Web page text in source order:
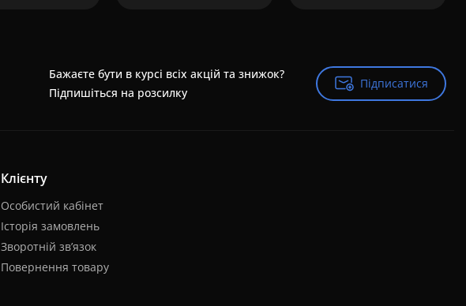
Бажаєте бути в курсі всіх акцій та знижок?
Підпишіться на розсилку
Підписатися
Підписатися
Клієнту
Особистий кабінет
Історія замовлень
Зворотній зв’язок
Повернення товару